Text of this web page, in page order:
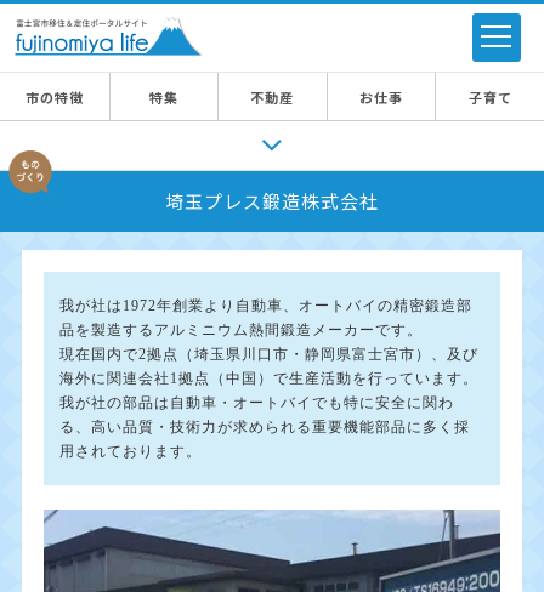
市の特徴 特集 不動産 お仕事 子育て
埼玉プレス鍛造株式会社
我が社は1972年創業より自動車、オートバイの精密鍛造部
品を製造するアルミニウム熱間鍛造メーカーです。
現在国内で2拠点（埼玉県川口市・静岡県富士宮市）、及び
海外に関連会社1拠点（中国）で生産活動を行っています。
我が社の部品は自動車・オートバイでも特に安全に関わ
る、高い品質・技術力が求められる重要機能部品に多く採
用されております。